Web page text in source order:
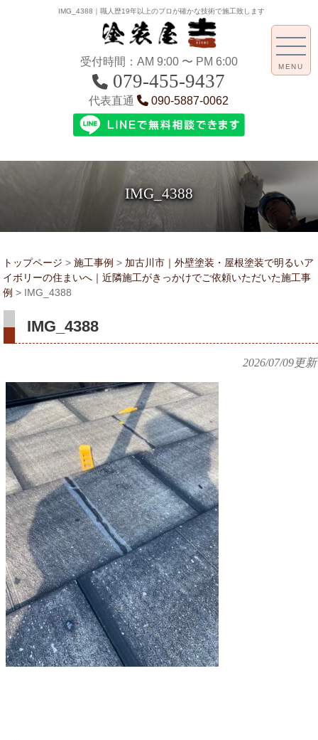
IMG_4388｜職人歴19年以上のプロが確かな技術で施工致します
受付時間：AM 9:00 〜 PM 6:00
079-455-9437
代表直通 090-5887-0062
IMG_4388
MENU
トップページ > 施工事例 > 加古川市｜外壁塗装・屋根塗装で明るいア
イボリーの住まいへ｜近隣施工がきっかけでご依頼いただいた施工事
例 > IMG_4388
IMG_4388
2026/07/09更新